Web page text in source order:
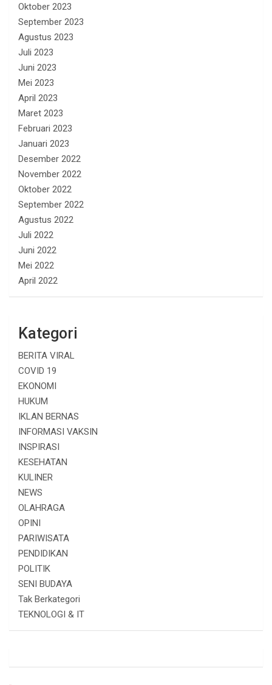
Oktober 2023
September 2023
Agustus 2023
Juli 2023
Juni 2023
Mei 2023
April 2023
Maret 2023
Februari 2023
Januari 2023
Desember 2022
November 2022
Oktober 2022
September 2022
Agustus 2022
Juli 2022
Juni 2022
Mei 2022
April 2022
Kategori
BERITA VIRAL
COVID 19
EKONOMI
HUKUM
IKLAN BERNAS
INFORMASI VAKSIN
INSPIRASI
KESEHATAN
KULINER
NEWS
OLAHRAGA
OPINI
PARIWISATA
PENDIDIKAN
POLITIK
SENI BUDAYA
Tak Berkategori
TEKNOLOGI & IT